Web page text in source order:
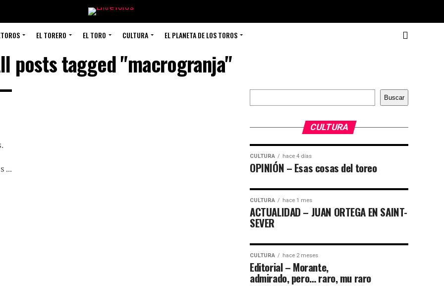
EL TORERO EL TORO CULTURA EL PLANETA DE LOS TOROS
posts tagged "macrogranja"
...
Buscar
Buscar
CULTURA
CULTURA hace 4 días
OPINIÓN – Esas cosas del toreo
CULTURA hace 1 mes
ACTUALIDAD – JUAN ORTEGA EN SAINT-
SEVER
CULTURA hace 2 meses
Editorial – Morante,
admirado, pero… raro, mu raro